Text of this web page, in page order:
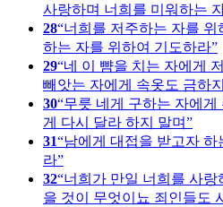
사랑하며 너희를 미워하는
28 너희를 저주하는 자를
하는 자를 위하여 기도하라
29 네 이 뺨을 치는 자에게
빼앗는 자에게 속옷도 금하
30 무릇 네게 구하는 자에게
게 다시 달라 하지 말며
31 남에게 대접을 받고자
라
32 너희가 만일 너희를 사
을 것이 무엇이뇨 죄인들도